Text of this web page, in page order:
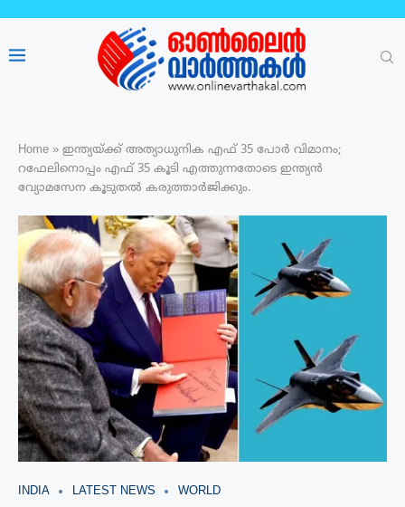
Home » ഇന്ത്യയ്ക്ക് അത്യാധുനിക എഫ് 35 പോർ വിമാനം;
റഫേലിനൊപ്പം എഫ് 35 കൂടി എത്തുന്നതോടെ ഇന്ത്യൻ
വ്യോമസേന കൂടുതൽ കരുത്താർജിക്കും.
INDIA LATEST NEWS WORLD